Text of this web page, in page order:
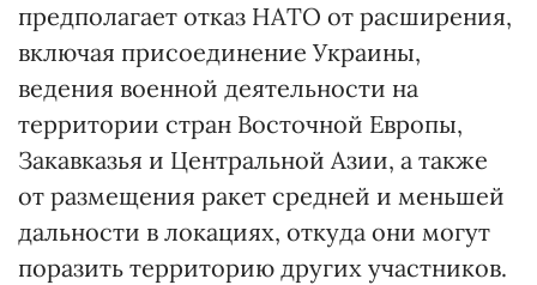
предполагает отказ НАТО от расширения,
включая присоединение Украины,
ведения военной деятельности на
территории стран Восточной Европы,
Закавказья и Центральной Азии, а также
от размещения ракет средней и меньшей
дальности в локациях, откуда они могут
поразить территорию других участников.